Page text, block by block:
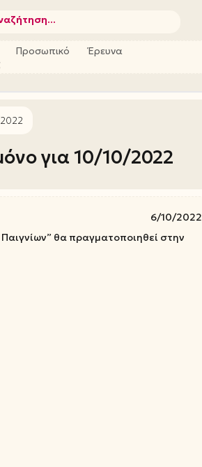
Προσωπικό
Έρευνα
για 10/10/2022
6/10/2022
θα πραγματοποιηθεί στην